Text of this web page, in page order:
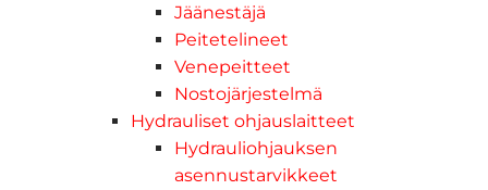
Jäänestäjä
Peitetelineet
Venepeitteet
Nostojärjestelmä
Hydrauliset ohjauslaitteet
Hydrauliohjauksen
asennustarvikkeet